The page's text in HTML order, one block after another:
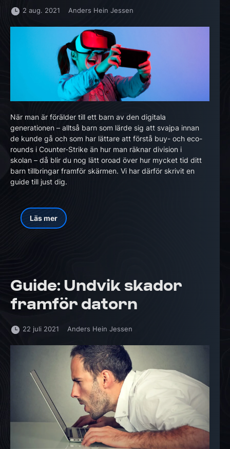
2 aug. 2021 Anders Hein Jessen
När man är förälder till ett barn av den digitala
generationen – alltså barn som lärde sig att svajpa innan
de kunde gå och som har lättare att förstå buy- och eco-
rounds i Counter-Strike än hur man räknar division i
skolan – då blir du nog lätt oroad över hur mycket tid ditt
barn tillbringar framför skärmen. Vi har därför skrivit en
guide till just dig.
Läs mer
Guide: Undvik skador
framför datorn
22 juli 2021 Anders Hein Jessen